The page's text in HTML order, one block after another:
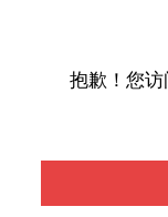
抱歉！您访